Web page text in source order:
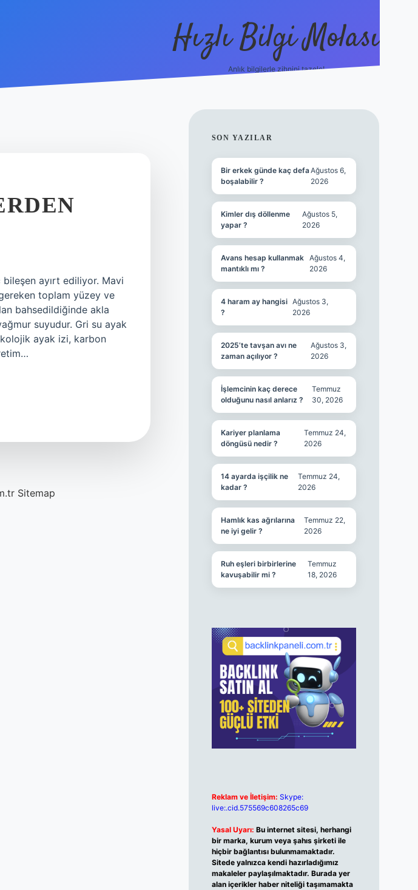
Hızlı Bilgi Molası
Anlık bilgilerle zihnini tazele!
ayırt ediliyor. Mavi
toplam yüzey ve
bahsedildiğinde akla
suyudur. Gri su ayak
ayak izi, karbon
Sitemap
SIDEBAR
SON YAZILAR
Bir erkek günde kaç defa
boşalabilir ?
Ağustos 6,
2026
Kimler dış döllenme
yapar ?
Ağustos 5,
2026
Avans hesap kullanmak
mantıklı mı ?
Ağustos 4,
2026
4 haram ay hangisi
?
Ağustos 3,
2026
2025’te tavşan avı ne
zaman açılıyor ?
Ağustos 3,
2026
İşlemcinin kaç derece
olduğunu nasıl anlarız ?
Temmuz
30, 2026
Kariyer planlama
döngüsü nedir ?
Temmuz 24,
2026
14 ayarda işçilik ne
kadar ?
Temmuz 24,
2026
Hamlık kas ağrılarına
ne iyi gelir ?
Temmuz 22,
2026
Ruh eşleri birbirlerine
kavuşabilir mi ?
Temmuz
18, 2026
Reklam ve İletişim: Skype:
live:.cid.575569c608265c69
Yasal Uyarı: Bu internet sitesi, herhangi
bir marka, kurum veya şahıs şirketi ile
hiçbir bağlantısı bulunmamaktadır.
Sitede yalnızca kendi hazırladığımız
makaleler paylaşılmaktadır. Burada yer
alan içerikler haber niteliği taşımamakta
ilbet mobil giriş